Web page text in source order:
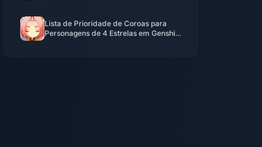
Lista de Prioridade de Coroas para
Personagens de 4 Estrelas em Genshin